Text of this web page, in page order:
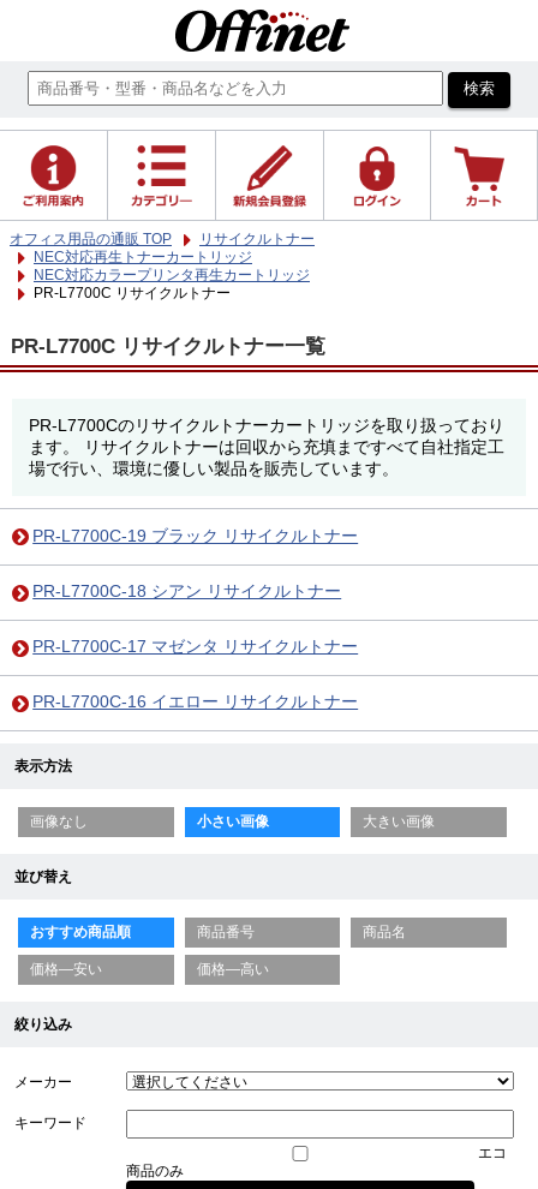
オフィス用品の通販 TOP
リサイクルトナー
NEC対応再生トナーカートリッジ
NEC対応カラープリンタ再生カートリッジ
PR-L7700C リサイクルトナー
PR-L7700C リサイクルトナー一覧
PR-L7700Cのリサイクルトナーカートリッジを取り扱っており
ます。 リサイクルトナーは回収から充填まですべて自社指定工
場で行い、環境に優しい製品を販売しています。
PR-L7700C-19 ブラック リサイクルトナー
PR-L7700C-18 シアン リサイクルトナー
PR-L7700C-17 マゼンタ リサイクルトナー
PR-L7700C-16 イエロー リサイクルトナー
表示方法
画像なし 小さい画像 大きい画像
並び替え
おすすめ商品順 商品番号 商品名
価格—安い 価格—高い
絞り込み
メーカー
キーワード
エコ
商品のみ